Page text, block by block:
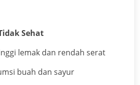
Sehat
lemak dan rendah serat
buah dan sayur